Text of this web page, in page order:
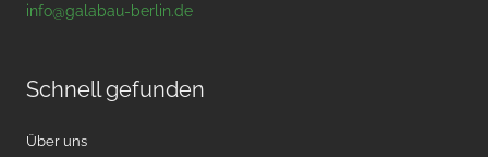
info@galabau-berlin.de
Schnell gefunden
Über uns